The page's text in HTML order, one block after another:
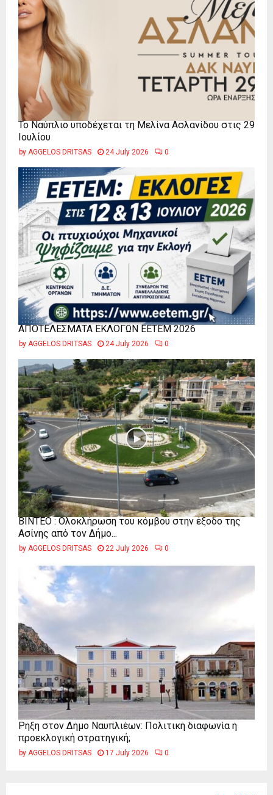
Το Ναύπλιο υποδέχεται τη Μελίνα Ασλανίδου στις 29
Ιουλίου
by AGGELOS DRITSAS 24 July 2026 0
ΑΠΟΤΕΛΕΣΜΑΤΑ ΕΚΛΟΓΩΝ ΕΕΤΕΜ 2026
by AGGELOS DRITSAS 24 July 2026 0
ΒΙΝΤΕΟ : Ολοκλήρωση του κόμβου στην έξοδο της
Ασίνης από τον Δήμο...
by AGGELOS DRITSAS 22 July 2026 0
Ρήξη στον Δήμο Ναυπλιέων: Πολιτική διαφωνία ή
προεκλογική στρατηγική;
by AGGELOS DRITSAS 17 July 2026 0